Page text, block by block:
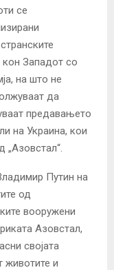
се
кон Западот со
на што не
да
предавањето
на Украина, кои
„Азовстал“.
Путин на
од
вооружени
Азовстал,
својата
животите и